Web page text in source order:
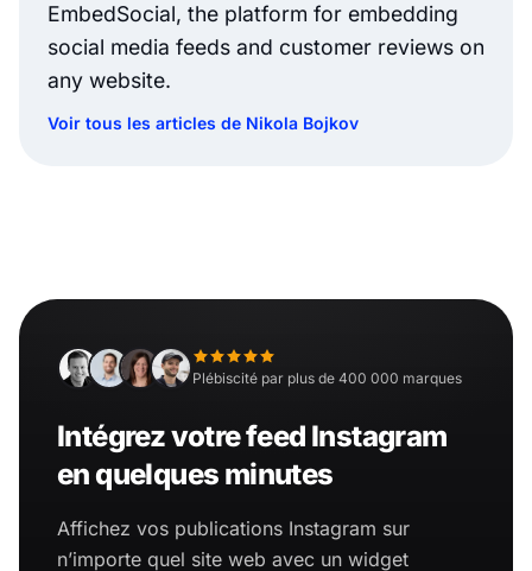
EmbedSocial, the platform for embedding
social media feeds and customer reviews on
any website.
Voir tous les articles de Nikola Bojkov
Plébiscité par plus de 400 000 marques
Intégrez votre feed Instagram
en quelques minutes
Affichez vos publications Instagram sur
n’importe quel site web avec un widget